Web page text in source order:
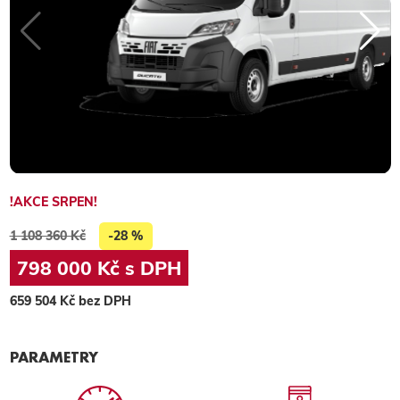
!AKCE SRPEN!
1 108 360 Kč -28 %
798 000 Kč s DPH
659 504 Kč bez DPH
PARAMETRY